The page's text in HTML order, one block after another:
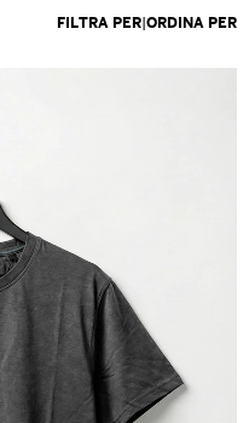
FILTRA PER|ORDINA PER